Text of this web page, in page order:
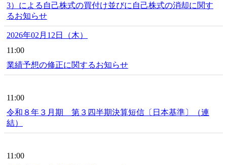
3）による自己株式の買付け並びに自己株式の消却に関す
るお知らせ
2026年02月12日（木）
11:00
業績予想の修正に関するお知らせ
11:00
令和８年３月期 第３四半期決算短信〔日本基準〕（連
結）
11:00